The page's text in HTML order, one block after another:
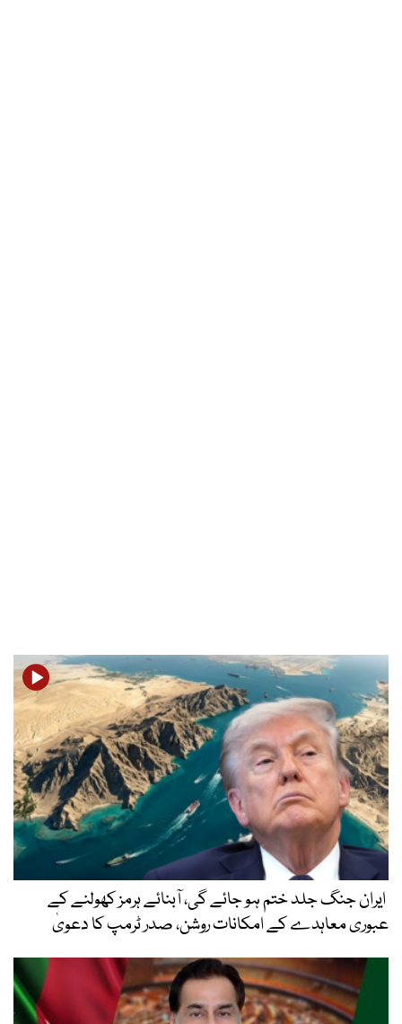
ایران جنگ جلد ختم ہو جائے گی، آبنائے ہرمز کھولنے کے
عبوری معاہدے کے امکانات روشن، صدر ٹرمپ کا دعویٰ